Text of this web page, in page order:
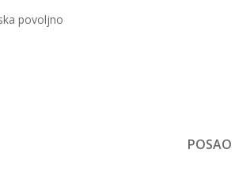
povoljno
POSAO